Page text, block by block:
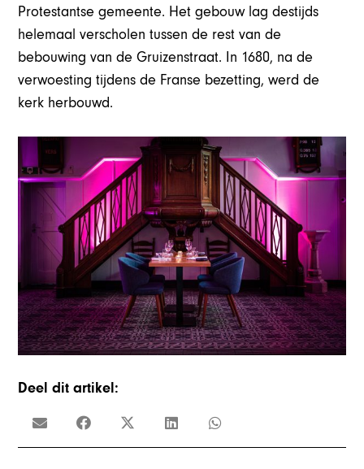
Protestantse gemeente. Het gebouw lag destijds
helemaal verscholen tussen de rest van de
bebouwing van de Gruizenstraat. In 1680, na de
verwoesting tijdens de Franse bezetting, werd de
kerk herbouwd.
Deel dit artikel: